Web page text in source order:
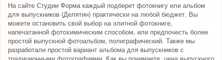
На сайте Студии Форма каждый подберет фотокнигу или альбом
для выпускников (Делятин) практически на любой бюджет. Вы
можете остановить свой выбор на элитной фотокниге,
напечатанной фотохимическим способом, или предпочесть более
простой выпускной фотоальбом, полиграфический. Также мы
разработали простой вариант альбома для выпускников с